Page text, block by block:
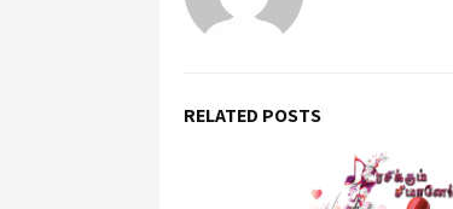
RELATED POSTS